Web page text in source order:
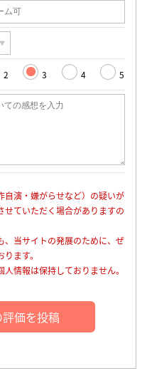
2 3 4 5
演・嫌がらせなど）の疑いが
せていただく場合がありますの
当サイトの発展のために、ぜ
ます。
情報は保持しておりません。
価を投稿